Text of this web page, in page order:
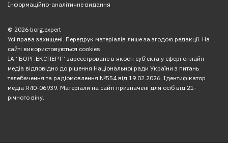
Інформаційно-аналітичне видання
© 2026 borg.expert
Усі права захищені. Передрук матеріалів лише за згодою редакції. На
сайті використовуються cookies.
ІА “БОРГ.ЕКСПЕРТ” зареєстроване в якості суб’єкта у сфері онлайн
медіа відповідно до рішення Національної ради України з питань
телебачення та радіомовлення №554 від 19.02.2026. Ідентифікатор
медіа R40-06939. Матеріали на сайті призначені для осіб від 21-
річного віку.